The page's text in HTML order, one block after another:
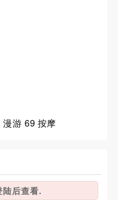
游 69 按摩
后查看.